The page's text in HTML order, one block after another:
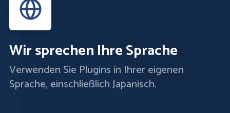
Wir sprechen Ihre Sprache
Verwenden Sie Plugins in Ihrer eigenen
Sprache, einschließlich Japanisch.